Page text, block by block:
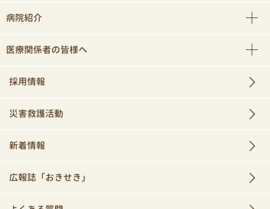
病院紹介
医療関係者の皆様へ
採用情報
災害救護活動
新着情報
広報誌「おきせき」